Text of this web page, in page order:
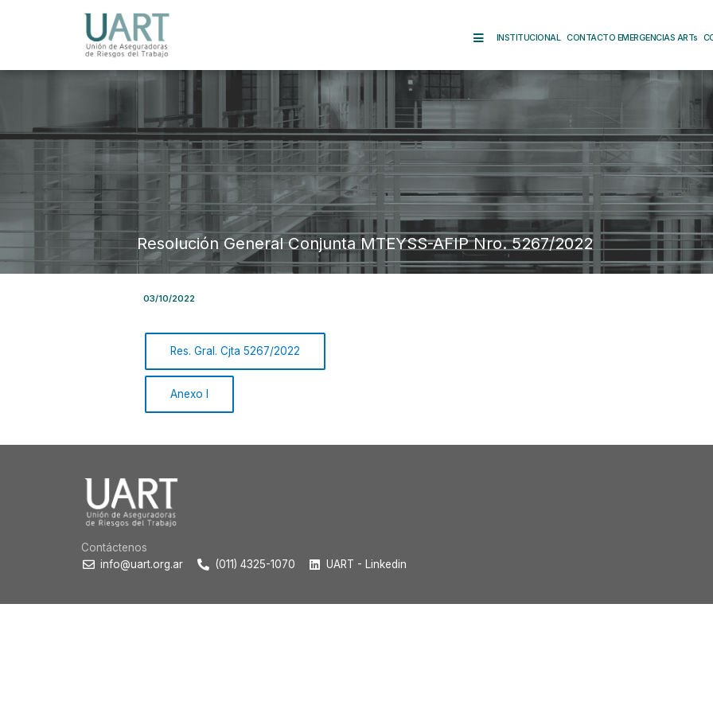
INSTITUCIONAL CONTACTO EMERGENCIAS ARTs
Resolución General Conjunta MTEYSS-AFIP Nro. 5267/2022
03/10/2022
Res. Gral. Cjta 5267/2022
Anexo I
Contáctenos
info@uart.org.ar
(011) 4325-1070 UART - Linkedin